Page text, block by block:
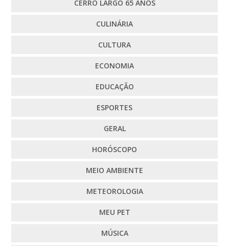
CERRO LARGO 65 ANOS
CULINÁRIA
CULTURA
ECONOMIA
EDUCAÇÃO
ESPORTES
GERAL
HORÓSCOPO
MEIO AMBIENTE
METEOROLOGIA
MEU PET
MÚSICA